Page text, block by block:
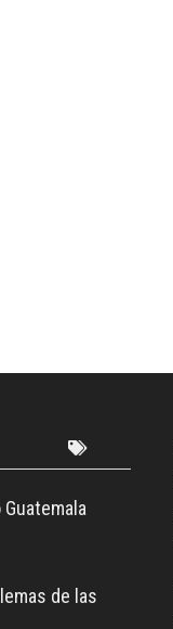
de las